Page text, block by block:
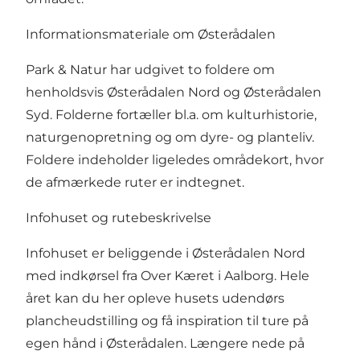
Informationsmateriale om Østerådalen
Park & Natur har udgivet to foldere om
henholdsvis Østerådalen Nord og Østerådalen
Syd. Folderne fortæller bl.a. om kulturhistorie,
naturgenopretning og om dyre- og planteliv.
Foldere indeholder ligeledes områdekort, hvor
de afmærkede ruter er indtegnet.
Infohuset og rutebeskrivelse
Infohuset er beliggende i Østerådalen Nord
med indkørsel fra Over Kæret i Aalborg. Hele
året kan du her opleve husets udendørs
plancheudstilling og få inspiration til ture på
egen hånd i Østerådalen. Længere nede på